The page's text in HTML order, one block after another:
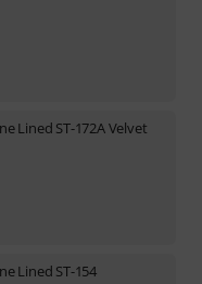
Lined ST-172A Velvet
Lined ST-154